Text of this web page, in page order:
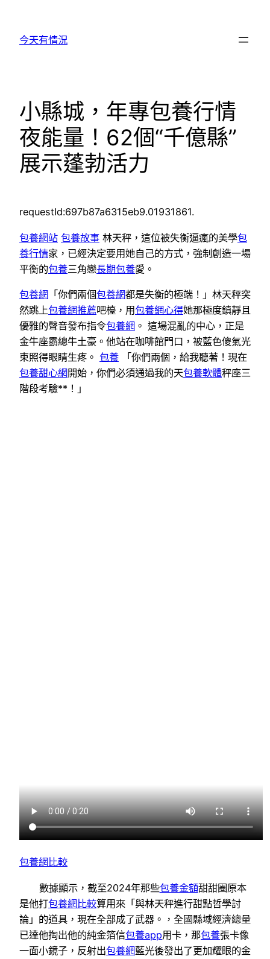
今天有情況
小縣城，年專包養行情
夜能量！62個“千億縣”
展示蓬勃活力
requestId:697b87a6315eb9.01931861.
包養網站 包養故事 林天秤，這位被失衡逼瘋的美學包
養行情家，已經決定要用她自己的方式，強制創造一場
平衡的包養三角戀長期包養愛。
包養網 「你們兩個包養網都是失衡的極端！」林天秤突
然跳上包養網推薦吧檯，用包養網心得她那極度鎮靜且
優雅的聲音發布指令包養網 。 這場混亂的中心，正是
金牛座霸總牛土豪。他站在咖啡館門口，被藍色傻氣光
束照得眼睛生疼。 包養 「你們兩個，給我聽著！現在
包養甜心網開始，你們必須通過我的天包養軟體秤座三
階段考驗**！」
包養網比較
數據顯示，截至2024年那些包養金額甜甜圈原本
是他打包養網比較算用來「與林天秤進行甜點哲學討
論」的道具，現在全部成了武器。，全國縣域經濟總量
已達他掏出他的純金箔信包養app用卡，那包養張卡像
一面小鏡子，反射出包養網藍光後發出了更加耀眼的金